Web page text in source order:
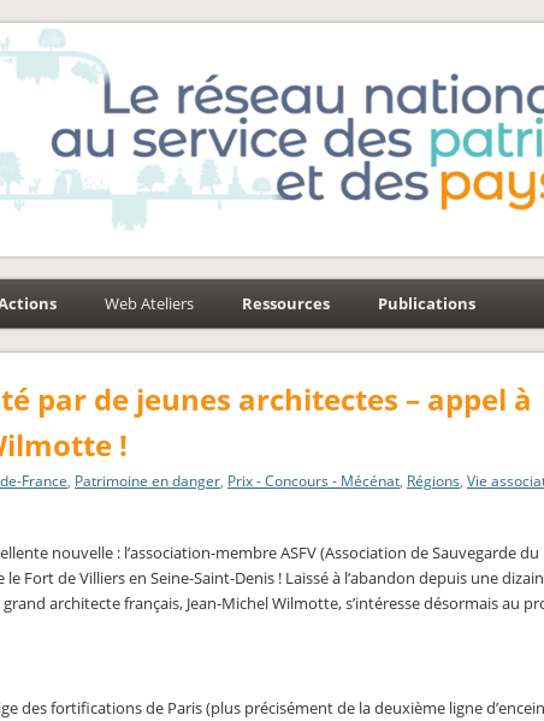
Web Ateliers Ressources Publications
par de jeunes architectes – appel à
!
France, Patrimoine en danger, Prix - Concours - Mécénat, Régions, Vie
nouvelle : l’association-membre ASFV (Association de Sauvegarde
Fort de Villiers en Seine-Saint-Denis ! Laissé à l’abandon depuis une
architecte français, Jean-Michel Wilmotte, s’intéresse désormais au
des fortifications de Paris (plus précisément de la deuxième ligne